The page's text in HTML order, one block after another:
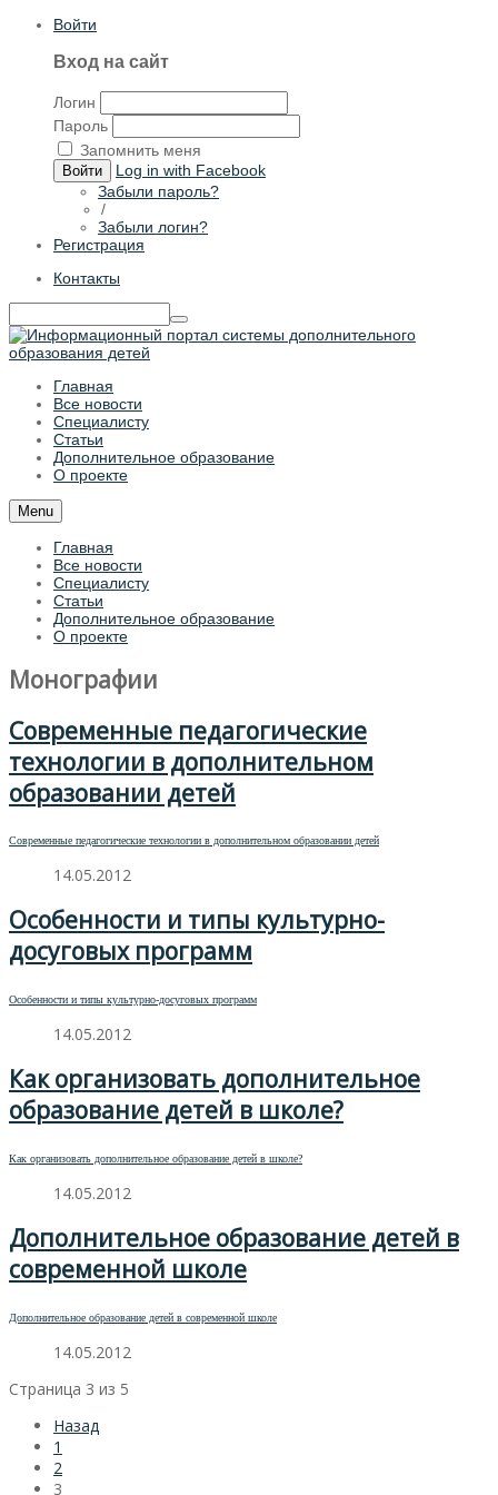
Войти
Вход на сайт
Логин
Пароль
Запомнить меня
Войти
Log in with Facebook
Забыли пароль?
/
Забыли логин?
Регистрация
Контакты
Главная
Все новости
Специалисту
Статьи
Дополнительное образование
О проекте
Menu
Главная
Все новости
Специалисту
Статьи
Дополнительное образование
О проекте
Монографии
Современные педагогические
технологии в дополнительном
образовании детей
Современные педагогические технологии в дополнительном образовании детей
14.05.2012
Особенности и типы культурно-
досуговых программ
Особенности и типы культурно-досуговых программ
14.05.2012
Как организовать дополнительное
образование детей в школе?
Как организовать дополнительное образование детей в школе?
14.05.2012
Дополнительное образование детей в
современной школе
Дополнительное образование детей в современной школе
14.05.2012
Страница 3 из 5
Назад
1
2
3